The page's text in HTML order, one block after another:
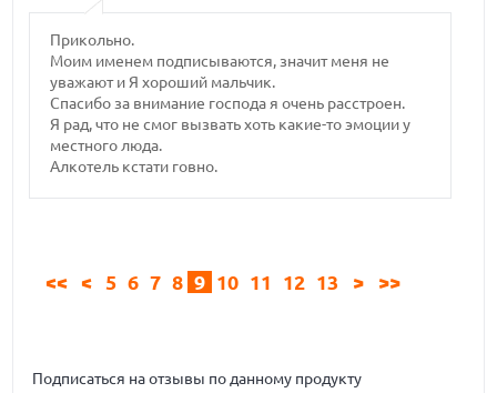
Прикольно.
Моим именем подписываются, значит меня не
уважают и Я хороший мальчик.
Спасибо за внимание господа я очень расстроен.
Я рад, что не смог вызвать хоть какие-то эмоции у
местного люда.
Алкотель кстати говно.
<< < 5 6 7 8 9 10 11 12 13 > >>
Подписаться на отзывы по данному продукту